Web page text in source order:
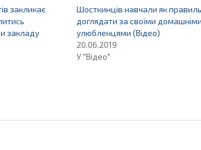
закликає
закладу
Шосткинців навчали як
доглядати за своїми домашніми
улюбленцями (Відео)
20.06.2019
У "Відео"